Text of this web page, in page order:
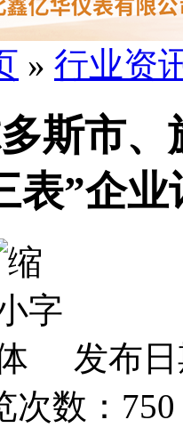
» 行业资
斯市
表”企
发布
数： 750